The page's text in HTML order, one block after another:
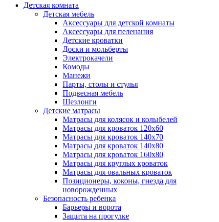
Детская комната
Детская мебель
Аксессуары для детской комнаты
Аксессуары для пеленания
Детские кроватки
Доски и мольберты
Электрокачели
Комоды
Манежи
Парты, столы и стулья
Подвесная мебель
Шезлонги
Детские матрасы
Матрасы для колясок и колыбелей
Матрасы для кроваток 120х60
Матрасы для кроваток 140х70
Матрасы для кроваток 140х80
Матрасы для кроваток 160х80
Матрасы для круглых кроваток
Матрасы для овальных кроваток
Позиционеры, коконы, гнезда для
новорожденных
Безопасность ребенка
Барьеры и ворота
Защита на прогулке